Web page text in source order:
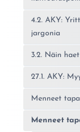
4.2. AKY:
jargonia
3.2. Näin
27.1. AKY:
Menneet
Menneet